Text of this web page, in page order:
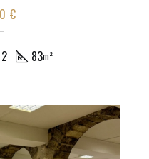
€
2 83m²